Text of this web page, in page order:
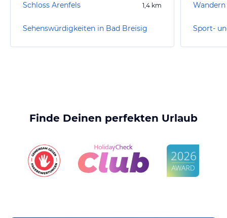
Schloss Arenfels 1,4 km
Sehenswürdigkeiten in Bad Breisig
Finde Deinen perfekten Urlaub